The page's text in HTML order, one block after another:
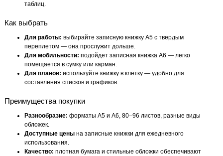
таблиц.
Как выбрать
Для работы: выбирайте записную книжку А5 с твердым
переплетом — она прослужит дольше.
Для мобильности: подойдет записная книжка А6 — легко
помещается в сумку или карман.
Для планов: используйте книжку в клетку — удобно для
составления списков и графиков.
Преимущества покупки
Разнообразие: форматы А5 и А6, 80–96 листов, разные виды
обложек.
Доступные цены на записные книжки для ежедневного
использования.
Качество: плотная бумага и стильные обложки обеспечивают